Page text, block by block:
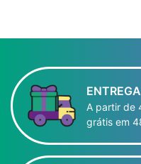
A partir de
grátis em